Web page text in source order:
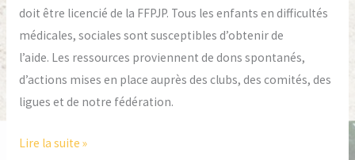
doit être licencié de la FFPJP. Tous les enfants en difficultés
médicales, sociales sont susceptibles d’obtenir de
l’aide. Les ressources proviennent de dons spontanés,
d’actions mises en place auprès des clubs, des comités, des
ligues et de notre fédération.
Lire la suite »